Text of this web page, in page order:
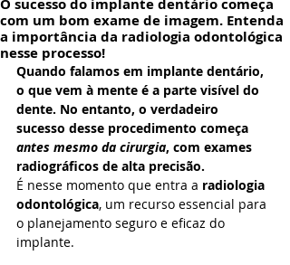
O sucesso do implante dentário começa
com um bom exame de imagem. Entenda
a importância da radiologia odontológica
nesse processo!
Quando falamos em implante dentário,
o que vem à mente é a parte visível do
dente. No entanto, o verdadeiro
sucesso desse procedimento começa
antes mesmo da cirurgia, com exames
radiográficos de alta precisão.
É nesse momento que entra a radiologia
odontológica, um recurso essencial para
o planejamento seguro e eficaz do
implante.